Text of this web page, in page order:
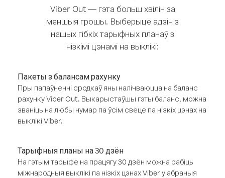
Viber Out — гэта больш хвілін за
меншыя грошы. Выберыце адзін з
нашых гібкіх тарыфных планаў з
нізкімі цэнамі на выклікі:
Пакеты з балансам рахунку
Пры папаўненні сродкаў яны налічваюцца на баланс
рахунку Viber Out. Выкарыстаўшы гэты баланс, можна
званіць на любы нумар па ўсім свеце па нізкіх цэнах на
выклікі Viber.
Тарыфныя планы на 30 дзён
На гэтым тарыфе на працягу 30 дзён можна рабіць
міжнародныя выклікі па нізкіх цэнах Viber у абраныя